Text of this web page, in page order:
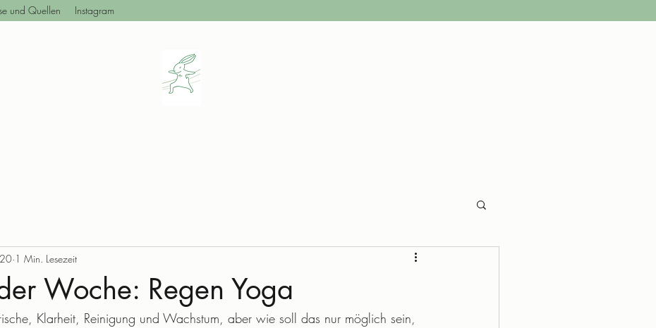
und Quellen Instagram
Woche: Regen Yoga
1 Min. Lesezeit
Klarheit, Reinigung und Wachstum, aber wie soll das nur möglich sein,